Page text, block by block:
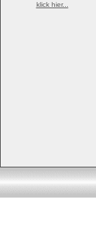
klick hier...